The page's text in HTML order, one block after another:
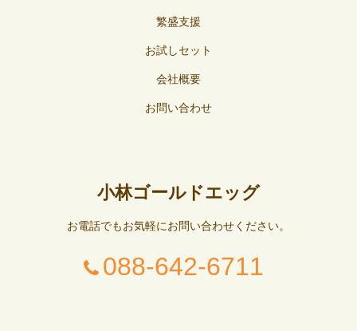
繁盛支援
お試しセット
会社概要
お問い合わせ
小林ゴールドエッグ
お電話でもお気軽にお問い合わせください。
088-642-6711